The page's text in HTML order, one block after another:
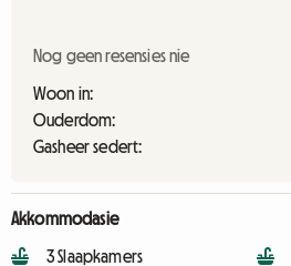
Nog geen resensies nie
Woon in:
Ouderdom:
Gasheer sedert:
Akkommodasie
3 Slaapkamers